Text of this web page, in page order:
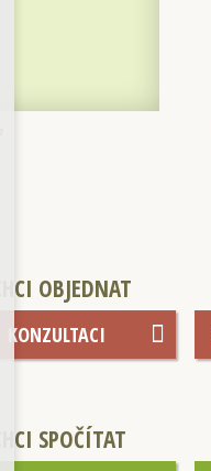
CHCI OBJEDNAT
KONZULTACI
CHCI SPOČÍTAT